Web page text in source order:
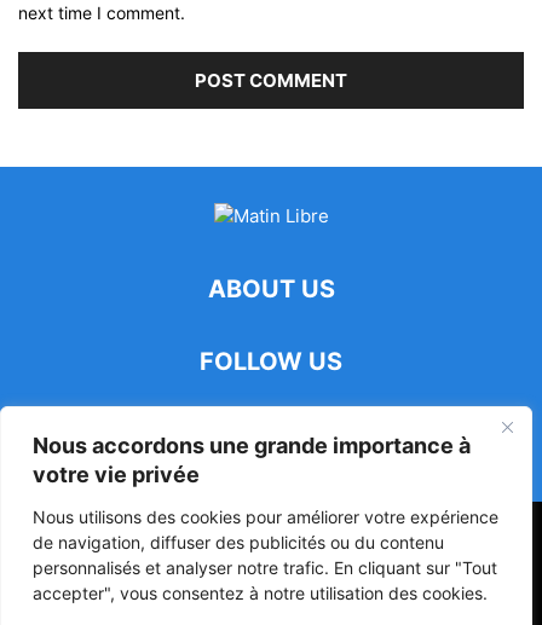
Nous accordons une grande importance à
votre vie privée
Nous utilisons des cookies pour améliorer votre expérience
de navigation, diffuser des publicités ou du contenu
personnalisés et analyser notre trafic. En cliquant sur "Tout
accepter", vous consentez à notre utilisation des cookies.
next time I comment.
ABOUT US
FOLLOW US
47ᵉ Assemblée Mondiale sur la Protection de la Vie Privée: Me
Luciano Hounkponou représente le Bénin à Séoul